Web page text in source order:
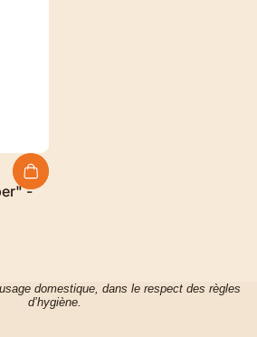
-
domestique, dans le respect des règles
d’hygiène.